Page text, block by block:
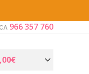
966 357 760